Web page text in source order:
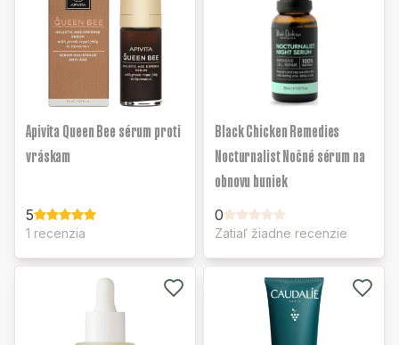
Apivita Queen Bee sérum proti
vráskam
5
1 recenzia
Black Chicken Remedies
Nocturnalist Nočné sérum na
obnovu buniek
0
Zatiaľ žiadne recenzie